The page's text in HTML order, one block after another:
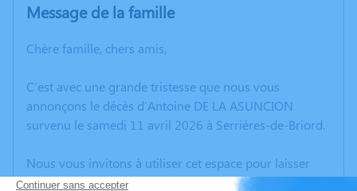
Message de la famille
Chère famille, chers amis,
C’est avec une grande tristesse que nous vous
annonçons le décès d’Antoine DE LA ASUNCION
survenu le samedi 11 avril 2026 à Serrières-de-Briord.
Nous vous invitons à utiliser cet espace pour laisser
vos condoléances, partager des photos souvenirs, une